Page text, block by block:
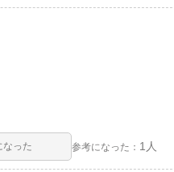
なった 参考になった： 1人